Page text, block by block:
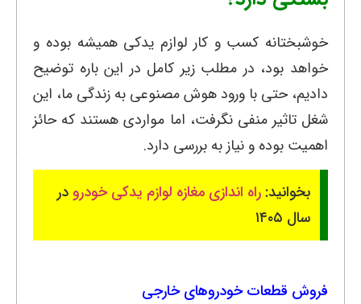
خوشبختانه کسب و کار لوازم یدکی همیشه بوده و
خواهد بود، در مطلب زیر کامل در این باره توضیح
دادیم، حتی با ورود هوش مصنوعی به زندگی ما، این
شغل تاثیر منفی نگرفت، اما مواردی هستند که حائز
اهمیت بوده و نیاز به بررسی دارد.
بخوانید: راه اندازی مغازه لوازم یدکی خودرو در
سال ۱۴۰۵
فروش قطعات خودروهای خارجی